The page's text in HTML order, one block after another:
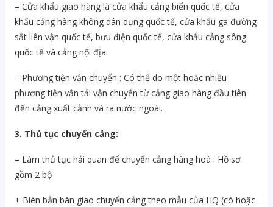
– Cửa khẩu giao hàng là cửa khẩu cảng biển quốc tế, cửa
khẩu cảng hàng không dân dụng quốc tế, cửa khẩu ga đường
sắt liên vận quốc tế, bưu điện quốc tế, cửa khẩu cảng sông
quốc tế và cảng nội địa.
– Phương tiện vận chuyển : Có thể do một hoặc nhiều
phương tiện vận tải vận chuyển từ cảng giao hàng đầu tiên
đến cảng xuất cảnh và ra nước ngoài.
3. Thủ tục chuyển cảng:
– Làm thủ tục hải quan để chuyển cảng hàng hoá : Hồ sơ
gồm 2 bộ
+ Biên bản bàn giao chuyển cảng theo mẫu của HQ (có hoặc